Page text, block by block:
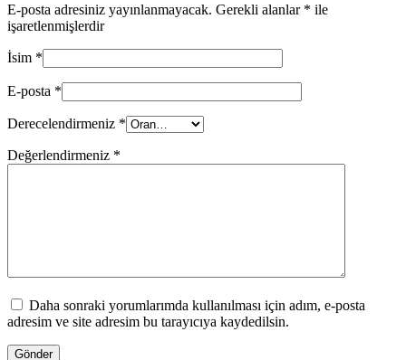
E-posta adresiniz yayınlanmayacak. Gerekli alanlar * ile
işaretlenmişlerdir
İsim *
E-posta *
Derecelendirmeniz *
Değerlendirmeniz *
Daha sonraki yorumlarımda kullanılması için adım, e-posta
adresim ve site adresim bu tarayıcıya kaydedilsin.